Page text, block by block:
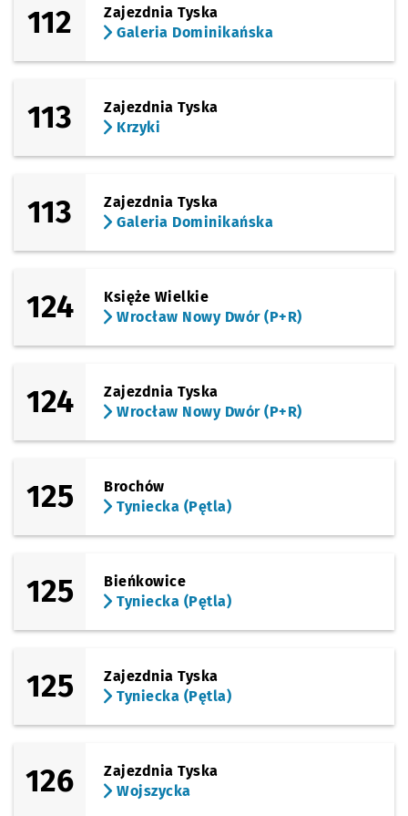
112
Zajezdnia Tyska
Galeria Dominikańska
113
Zajezdnia Tyska
Krzyki
113
Zajezdnia Tyska
Galeria Dominikańska
124
Księże Wielkie
Wrocław Nowy Dwór (P+R)
124
Zajezdnia Tyska
Wrocław Nowy Dwór (P+R)
125
Brochów
Tyniecka (Pętla)
125
Bieńkowice
Tyniecka (Pętla)
125
Zajezdnia Tyska
Tyniecka (Pętla)
126
Zajezdnia Tyska
Wojszycka